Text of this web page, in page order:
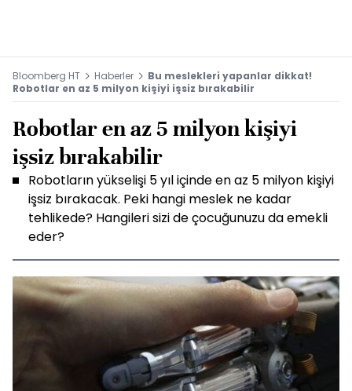
Bloomberg HT Haberler
Bu meslekleri yapanlar dikkat!
Robotlar en az 5 milyon kişiyi işsiz bırakabilir
Robotlar en az 5 milyon kişiyi
işsiz bırakabilir
Robotların yükselişi 5 yıl içinde en az 5 milyon kişiyi
işsiz bırakacak. Peki hangi meslek ne kadar
tehlikede? Hangileri sizi de çocuğunuzu da emekli
eder?